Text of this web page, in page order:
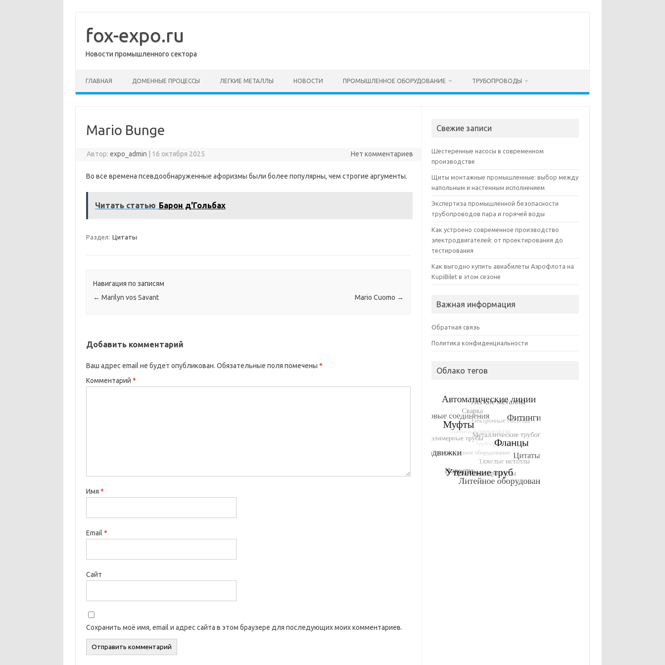
содержимому
fox-expo.ru
Новости промышленного сектора
ГЛАВНАЯ ДОМЕННЫЕ ПРОЦЕССЫ ЛЕГКИЕ МЕТАЛЛЫ НОВОСТИ ПРОМЫШЛЕННОЕ ОБОРУДОВАНИЕ ТРУБОПРОВОДЫ
Mario Bunge
Автор:expo_admin 16 октября 2025 Нет комментариев
Во все времена псевдообнаруженные афоризмы были более популярны, чем строгие аргументы.
Читать статью Барон д'Гольбах
Раздел: Цитаты
Навигация по записям
← Marilyn vos Savant Mario Cuomo →
Добавить комментарий
Ваш адрес email не будет опубликован. Обязательные поля помечены *
Комментарий *
Имя *
Email *
Сайт
Сохранить моё имя, email и адрес сайта в этом браузере для последующих моих комментариев.
Свежие записи
Шестеренные насосы в современном
производстве
Щиты монтажные промышленные: выбор между
напольным и настенным исполнением
Экспертиза промышленной безопасности
трубопроводов пара и горячей воды
Как устроено современное производство
электродвигателей: от проектирования до
тестирования
Как выгодно купить авиабилеты Аэрофлота на
KupiBilet в этом сезоне
Важная информация
Обратная связь
Политика конфиденциальности
Облако тегов